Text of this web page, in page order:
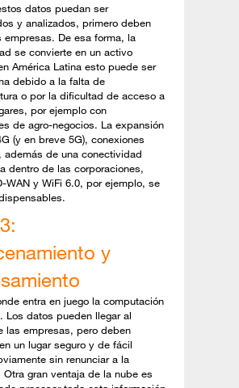
datos puedan ser
y analizados, primero deben
empresas. De esa forma, la
se convierte en un activo
América Latina esto puede ser
debido a la falta de
o por la dificultad de acceso a
por ejemplo con
de agro-negocios. La expansión
(y en breve 5G), conexiones
además de una conectividad
dentro de las corporaciones,
WAN y WiFi 6.0, por ejemplo, se
y
entra en juego la computación
Los datos pueden llegar al
las empresas, pero deben
un lugar seguro y de fácil
sin renunciar a la
Otra gran ventaja de la nube es